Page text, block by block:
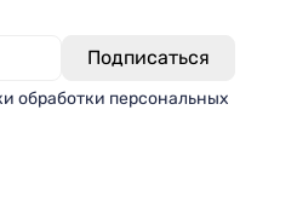
обработки персональных